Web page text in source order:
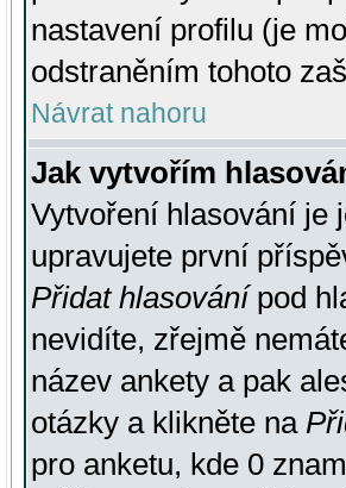
nastavení profilu (je
odstraněním tohoto
Návrat nahoru
Jak vytvořím
Vytvoření hlasování je
upravujete první
Přidat hlasovánípod
nevidíte, zřejmě
název ankety a pak
otázky a klikněte na
pro anketu, kde 0